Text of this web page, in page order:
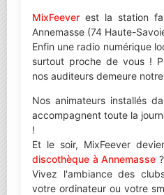
MixFeever est la station
Annemasse (74 Haute-
Enfin une radio numérique
surtout proche de vous !
nos auditeurs demeure
Nos animateurs installés
accompagnent toute la
!
Et le soir, MixFeever
discothèque à Annemasse
Vivez l'ambiance des
votre ordinateur ou votre